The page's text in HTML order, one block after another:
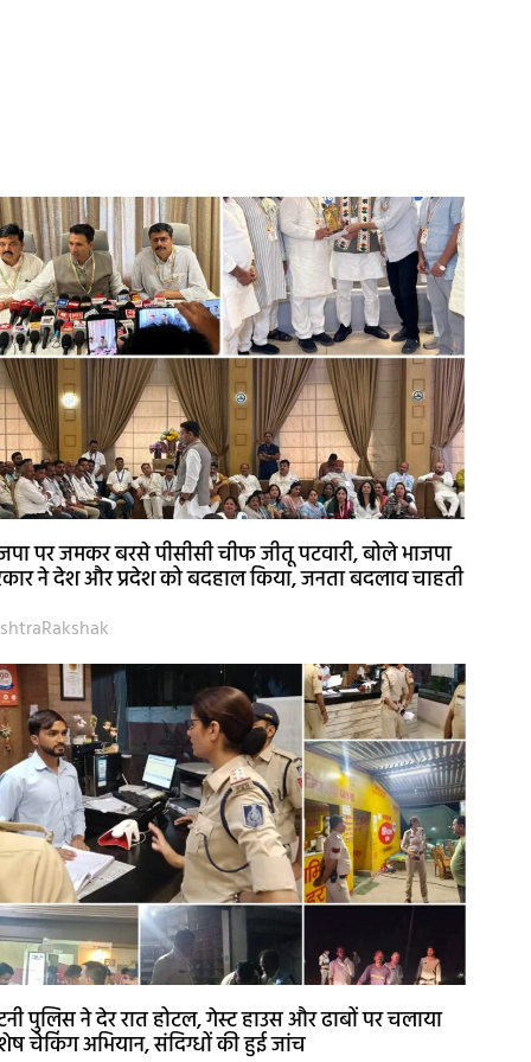
पर जमकर बरसे पीसीसी चीफ जीतू पटवारी, बोले भाजपा
ने देश और प्रदेश को बदहाल किया, जनता बदलाव चाहती
पुलिस ने देर रात होटल, गेस्ट हाउस और ढाबों पर चलाया
चेकिंग अभियान, संदिग्धों की हुई जांच